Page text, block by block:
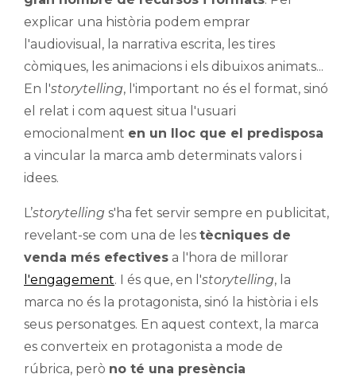
explicar una història podem emprar
l'audiovisual, la narrativa escrita, les tires
còmiques, les animacions i els dibuixos animats...
En l'storytelling, l'important no és el format, sinó
el relat i com aquest situa l'usuari
emocionalment en un lloc que el predisposa
a vincular la marca amb determinats valors i
idees.
L’storytelling s'ha fet servir sempre en publicitat,
revelant-se com una de les tècniques de
venda més efectives a l'hora de millorar
l'engagement. I és que, en l'storytelling, la
marca no és la protagonista, sinó la història i els
seus personatges. En aquest context, la marca
es converteix en protagonista a mode de
rúbrica, però no té una presència